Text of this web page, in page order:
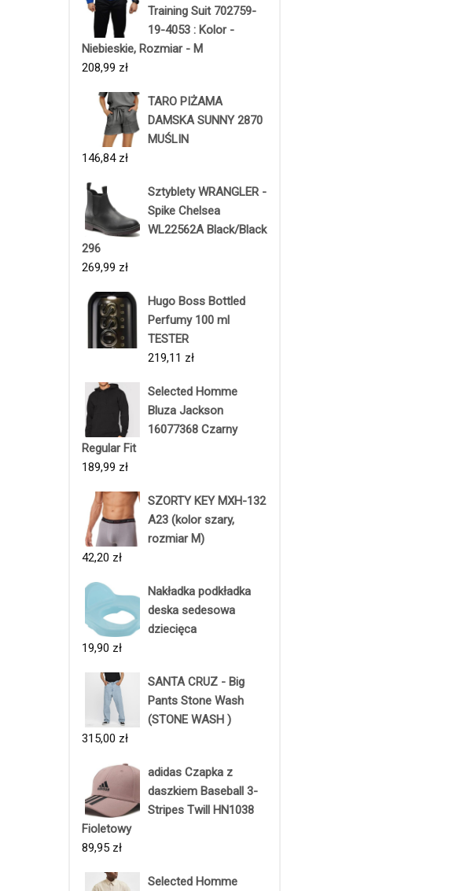
Training Suit 702759-
19-4053 : Kolor -
Niebieskie, Rozmiar - M
208,99 zł
TARO PIŻAMA
DAMSKA SUNNY 2870
MUŚLIN
146,84 zł
Sztyblety WRANGLER -
Spike Chelsea
WL22562A Black/Black
296
269,99 zł
Hugo Boss Bottled
Perfumy 100 ml
TESTER
219,11 zł
Selected Homme
Bluza Jackson
16077368 Czarny
Regular Fit
189,99 zł
SZORTY KEY MXH-132
A23 (kolor szary,
rozmiar M)
42,20 zł
Nakładka podkładka
deska sedesowa
dziecięca
19,90 zł
SANTA CRUZ - Big
Pants Stone Wash
(STONE WASH )
315,00 zł
adidas Czapka z
daszkiem Baseball 3-
Stripes Twill HN1038
Fioletowy
89,95 zł
Selected Homme